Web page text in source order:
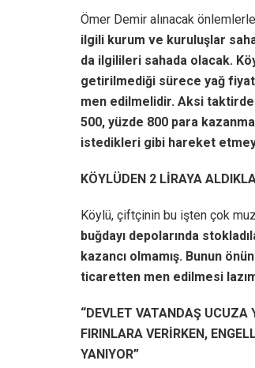
Ömer Demir alınacak
ilgili kurum ve kuruluşlar
da ilgilileri sahada olacak.
getirilmediği sürece yağ
men edilmelidir. Aksi taktirde
500, yüzde 800 para
istedikleri gibi hareket
KÖYLÜDEN 2 LİRAYA
Köylü, çiftçinin bu işten çok
buğdayı depolarında
kazancı olmamış. Bunun
ticaretten men edilmesi
“DEVLET VATANDAŞ UCUZA
FIRINLARA VERİRKEN,
YANIYOR”